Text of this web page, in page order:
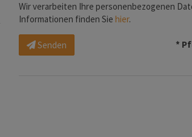
Wir verarbeiten Ihre personenbezogenen
Informationen finden Sie hier.
Senden *